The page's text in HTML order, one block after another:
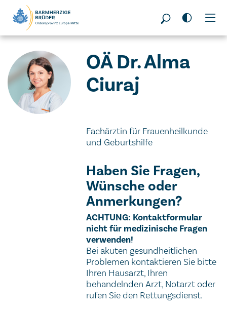
OÄ Dr. Alma
Ciuraj
Fachärztin für Frauenheilkunde
und Geburtshilfe
Haben Sie Fragen,
Wünsche oder
Anmerkungen?
ACHTUNG: Kontaktformular
nicht für medizinische Fragen
verwenden!
Bei akuten gesundheitlichen
Problemen kontaktieren Sie bitte
Ihren Hausarzt, Ihren
behandelnden Arzt, Notarzt oder
rufen Sie den Rettungsdienst.